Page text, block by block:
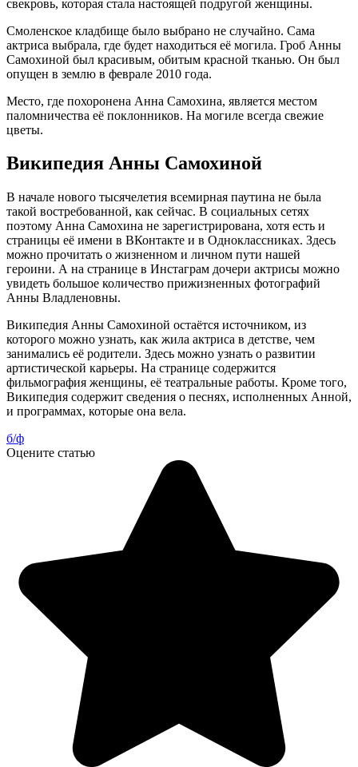
свекровь, которая стала настоящей подругой женщины.
Смоленское кладбище было выбрано не случайно. Сама
актриса выбрала, где будет находиться её могила. Гроб Анны
Самохиной был красивым, обитым красной тканью. Он был
опущен в землю в феврале 2010 года.
Место, где похоронена Анна Самохина, является местом
паломничества её поклонников. На могиле всегда свежие
цветы.
Википедия Анны Самохиной
В начале нового тысячелетия всемирная паутина не была
такой востребованной, как сейчас. В социальных сетях
поэтому Анна Самохина не зарегистрирована, хотя есть и
страницы её имени в ВКонтакте и в Одноклассниках. Здесь
можно прочитать о жизненном и личном пути нашей
героини. А на странице в Инстаграм дочери актрисы можно
увидеть большое количество прижизненных фотографий
Анны Владленовны.
Википедия Анны Самохиной остаётся источником, из
которого можно узнать, как жила актриса в детстве, чем
занимались её родители. Здесь можно узнать о развитии
артистической карьеры. На странице содержится
фильмография женщины, её театральные работы. Кроме того,
Википедия содержит сведения о песнях, исполненных Анной,
и программах, которые она вела.
б/ф
Оцените статью